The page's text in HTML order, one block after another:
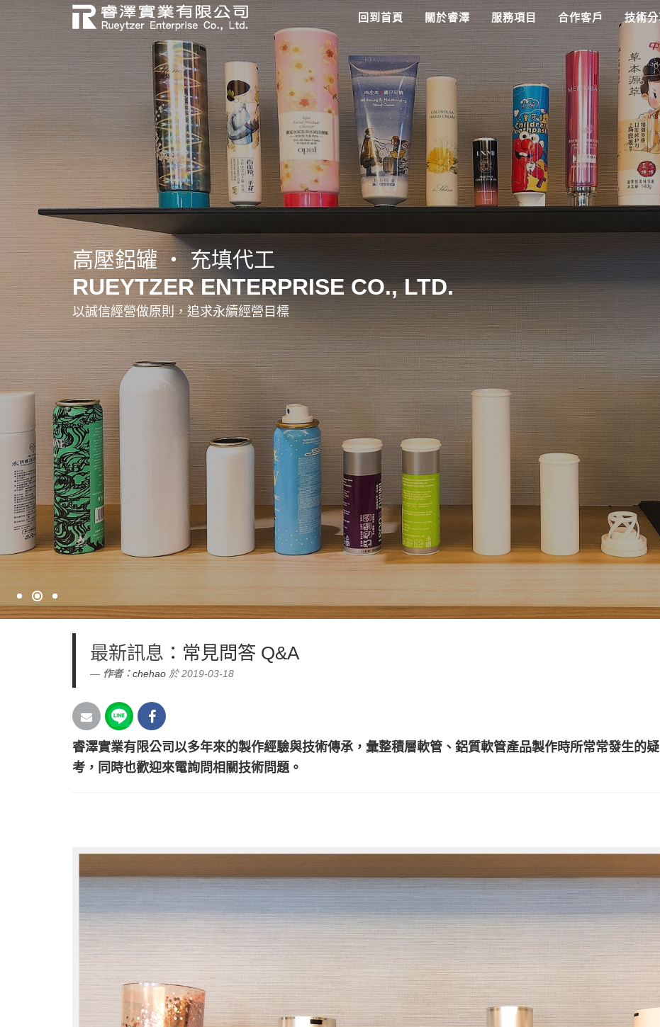
積層軟管 ‧ 充填代工
RUEYTZER ENTERPRISE CO., LTD.
以誠信經營做原則，追求永續經營目標
高壓鋁罐 ‧ 充填代工
RUEYTZER ENTERPRISE CO., LTD.
以誠信經營做原則，追求永續經營目標
鋁塑軟管 ‧ 充填代工
RUEYTZER ENTERPRISE CO., LTD.
以誠信經營做原則，追求永續經營目標
回到首頁 關於睿澤 服務項目 合作客戶 技術
最新訊息 ：常見問答 Q&A
作者：chehao 於 2019-03-18
睿澤實業有限公司以多年來的製作經驗與技術傳承，彙整積層軟管、鋁質軟管產品製作時所常常發生的
考，同時也歡迎來電詢問相關技術問題。